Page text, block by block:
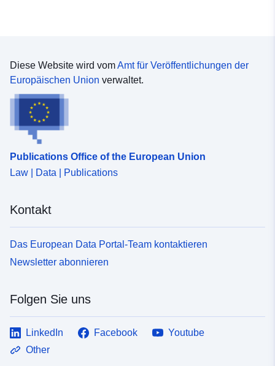
Diese Website wird vomAmt für Veröffentlichungen der
Europäischen Union verwaltet.
Publications Office of the European Union
Law | Data | Publications
Kontakt
Das European Data Portal-Team kontaktieren
Newsletter abonnieren
Folgen Sie uns
LinkedIn Facebook
Youtube
Other